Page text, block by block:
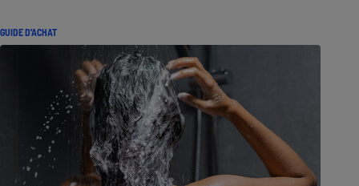
GUIDE D'ACHAT